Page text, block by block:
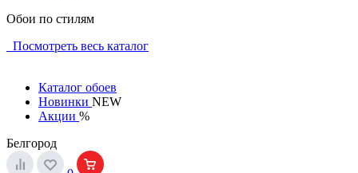
Обои по стилям
Посмотреть весь каталог
Каталог обоев
Новинки NEW
Акции %
Белгород